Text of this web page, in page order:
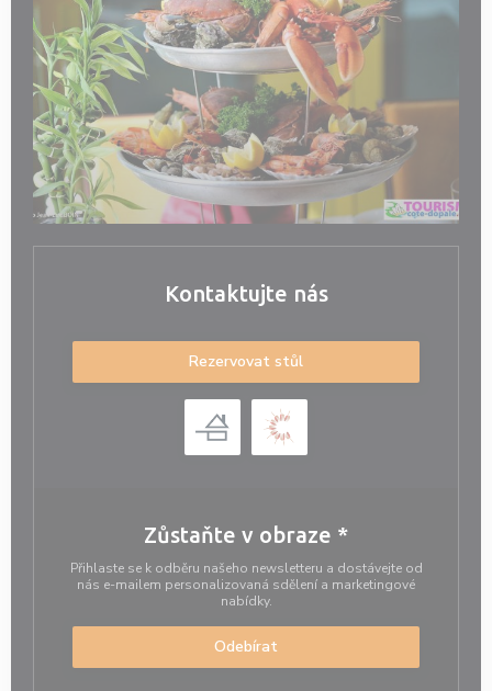
Kontaktujte nás
Rezervovat stůl
Zůstaňte v obraze *
Přihlaste se k odběru našeho newsletteru a dostávejte od
nás e-mailem personalizovaná sdělení a marketingové
nabídky.
Odebírat